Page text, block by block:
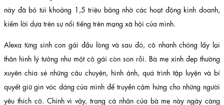
này đã bỏ túi khoảng 1,5 triệu bảng nhờ các hoạt động kinh doanh,
kiếm lời dựa trên sự nổi tiếng trên mạng xã hội của mình.
Alexa từng sinh con gái đầu lòng và sau đó, cô nhanh chóng lấy lại
thân hình lý tưởng như một cô gái còn son rỗi. Bà mẹ xinh đẹp thường
xuyên chia sẻ những câu chuyện, hình ảnh, quá trình tập luyện và bí
quyết giữ gìn vóc dáng của mình để truyền cảm hứng cho những người
yêu thích cô. Chính vì vậy, trang cá nhân của bà mẹ này ngày càng